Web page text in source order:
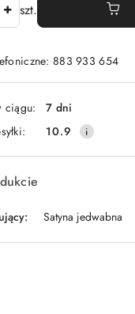
szt.
883 933 654
ciągu:
7 dni
10.9
Satyna jedwabna